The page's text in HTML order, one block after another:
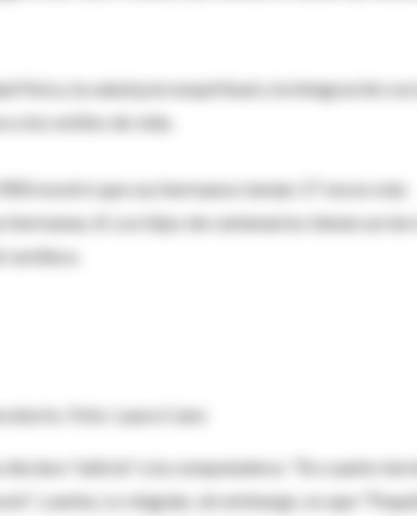
física, la salud psicoespiritual y la integración
a los estilos de vida.
mostró que sus hermanos tenían 17 veces más
8. Los hijos de centenarios tienen un
Foto: Laura Cano
declara "adicta" a la computadora: "En cuanto
cuenta. Lo singular, sin embargo, es que